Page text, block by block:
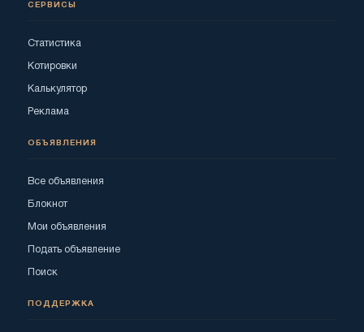
СЕРВИСЫ
Статистика
Котировки
Калькулятор
Реклама
ОБЪЯВЛЕНИЯ
Все объявления
Блокнот
Мои объявления
Подать объявление
Поиск
ПОДДЕРЖКА